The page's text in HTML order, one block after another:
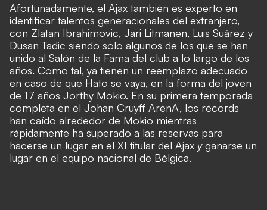
Afortunadamente, el Ajax también es experto en
identificar talentos generacionales del extranjero,
con Zlatan Ibrahimovic, Jari Litmanen, Luis Suárez y
Dusan Tadic siendo solo algunos de los que se han
unido al Salón de la Fama del club a lo largo de los
años. Como tal, ya tienen un reemplazo adecuado
en caso de que Hato se vaya, en la forma del joven
de 17 años Jorthy Mokio. En su primera temporada
completa en el Johan Cruyff ArenA, los récords
han caído alrededor de Mokio mientras
rápidamente ha superado a las reservas para
hacerse un lugar en el XI titular del Ajax yganarse un
lugar en el equipo nacional de Bélgica.